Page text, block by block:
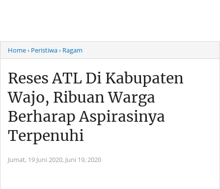
Home› Peristiwa› Ragam
Reses ATL Di Kabupaten
Wajo, Ribuan Warga
Berharap Aspirasinya
Terpenuhi
Jumat, 19 Juni 2020, Juni 19, 2020